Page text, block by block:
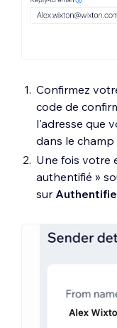
Confirmez
code de
l'adresse que
dans le
Une fois votre
authentifié »
sur